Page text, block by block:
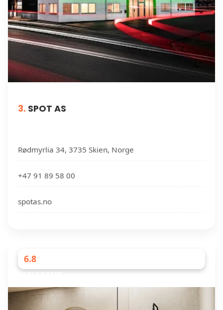
3. SPOT AS
Rødmyrlia 34, 3735 Skien, Norge
+47 91 89 58 00
spotas.no
6.8